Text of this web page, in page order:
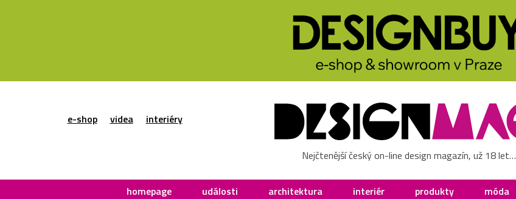
e-shop videa interiéry
Nejčtenější český on-line design magazín, už 18 let…
homepage události architektura interiér produkty móda